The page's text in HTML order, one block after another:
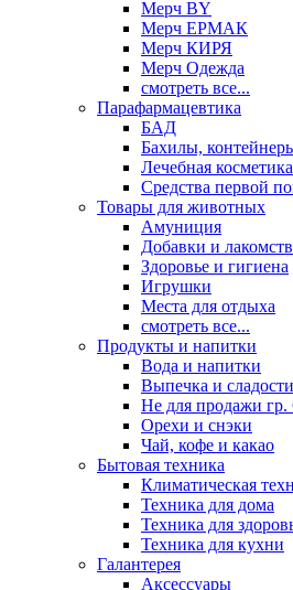
Мерч BY
Мерч ЕРМАК
Мерч КИРЯ
Мерч Одежда
смотреть все...
Парафармацевтика
БАД
Бахилы,
Лечебная косметика
Средства первой
Товары для животных
Амуниция
Добавки и
Здоровье и гигиена
Игрушки
Места для отдыха
смотреть все...
Продукты и напитки
Вода и напитки
Выпечка и сладости
Не для продажи гр.
Орехи и снэки
Чай, кофе и какао
Бытовая техника
Климатическая
Техника для дома
Техника для
Техника для кухни
Галантерея
Аксессуары